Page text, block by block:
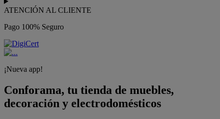
ATENCIÓN AL CLIENTE
Pago 100% Seguro
¡Nueva app!
Conforama, tu tienda de muebles,
decoración y electrodomésticos